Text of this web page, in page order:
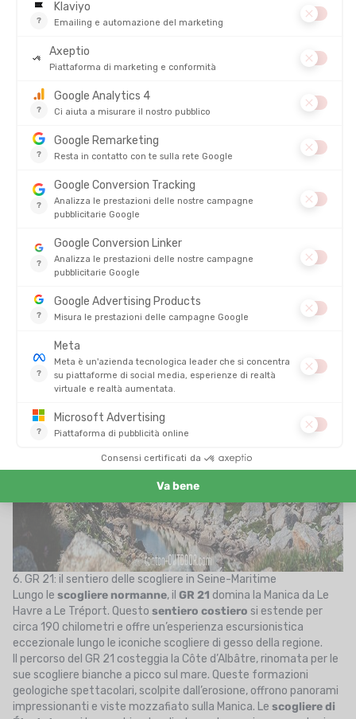
Tra terra e mare, la
porta perfettamente
il suo nome. IlGR 52 attraversa le Alpi Marittime
, offrendo
patrimonio naturale e storico ricco. Il percorso inizia a Saint-
Dalmas-Valdeblore e termina a Mentone, sulla costa
mediterranea.
Il GR 52 è famoso per la Valle delle Meraviglie, situata nel
Parco
nazionale del Mercantour. Celebre per le sue incisioni rupestri
risalenti all’età del bronzo, la valle è un vero museo a cielo
aperto! Percorrendo il GR 52 avrete il piacere di salire valichi,
attraversare valli profonde, ammirare laghi di montagna dalle
acque cristalline e foreste alpine. Il sentiero offre viste
panoramiche sulle vette circostanti e, con tempo sereno, sul
Mar Mediterraneo in lontananza. Flora e fauna sono ricche, con
regole vigenti nel Parco nazionale del Mercantour.
L’itinerario del GR 52 è costellato di punti d’interesse principali,
come il lago dell’Agnel, il Col di Tenda o il Monte Bego, vetta sacra
legata alle incisioni rupestri della valle. Si conclude a Mentone
dopo circa 95 km e 5-6 giorni di cammino, offrendo una
transizione spettacolare dalle montagne al mare.
6. GR 21: il sentiero delle scogliere in Seine-Maritime
Lungo le scogliere normanne, il GR 21 domina la Manica da Le
Havre a Le Tréport. Questo sentiero costiero si estende per
circa 190 chilometri e offre un’esperienza escursionistica
eccezionale lungo le iconiche scogliere di gesso della regione.
Il percorso del GR 21 costeggia la Côte d’Albâtre, rinomata per le
sue scogliere bianche a picco sul mare. Queste formazioni
geologiche spettacolari, scolpite dall’erosione, offrono panorami
impressionanti e viste mozzafiato sulla Manica. Le scogliere di